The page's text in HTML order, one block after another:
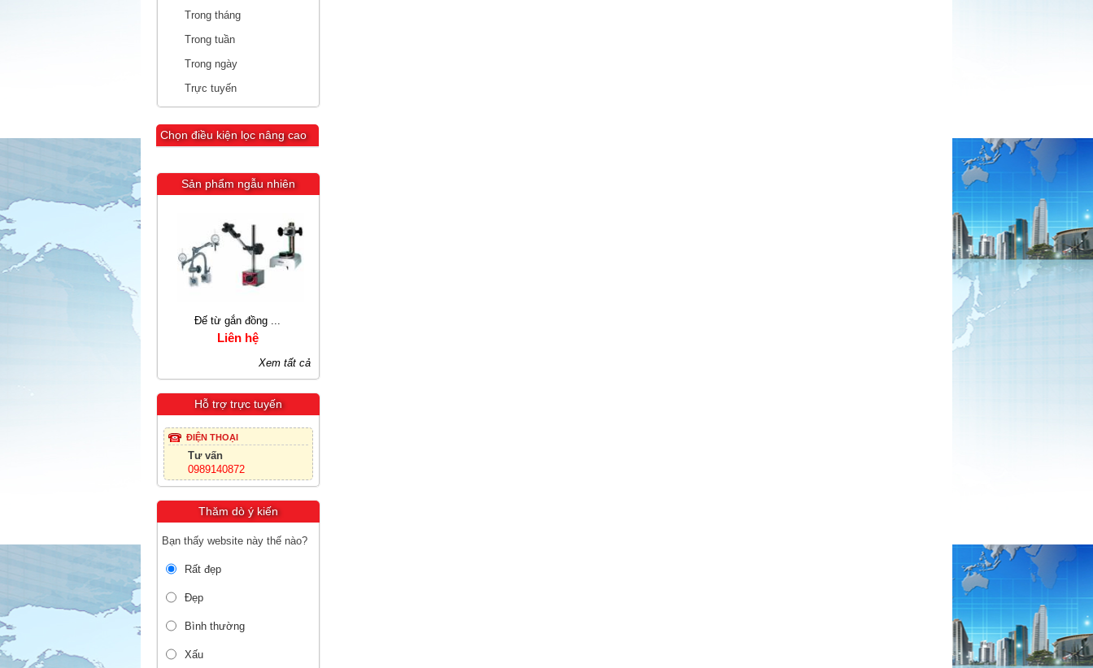
Trong tháng
Trong tuần
Trong ngày
Trực tuyến
Chọn điều kiện lọc nâng cao
Sản phẩm ngẫu nhiên
Đế từ gắn đồng ...
Liên hệ
Thước cặp du xí...
Xem tất cả
Hỗ trợ trực tuyến
ĐIỆN THOẠI
Tư vấn
0989140872
Thăm dò ý kiến
Bạn thấy website này thế nào?
Rất đẹp
Đẹp
Bình thường
Xấu